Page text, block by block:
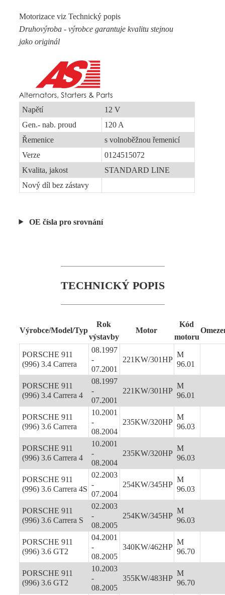
Motorizace viz Technický popis
Druhovýroba - výrobce garantuje kvalitu stejnou
jako originál
Napětí
12 V
Gen.- nab. proud
120 A
Řemenice
s volnoběžnou řemenicí
Verze
0124515072
Kvalita, jakost
STANDARD LINE
Nový díl bez zástavy
OE čísla pro srovnání
TECHNICKÝ POPIS
Výrobce/Model/Typ
Rok
výstavby
Motor
Kód
motoru
PORSCHE 911
(996) 3.4 Carrera
08.1997
-
07.2001
221KW/301HP
M
96.01
PORSCHE 911
(996) 3.4 Carrera 4
08.1997
-
07.2001
221KW/301HP
M
96.01
PORSCHE 911
(996) 3.6 Carrera
10.2001
-
08.2004
235KW/320HP
M
96.03
PORSCHE 911
(996) 3.6 Carrera 4
10.2001
-
08.2004
235KW/320HP
M
96.03
PORSCHE 911
(996) 3.6 Carrera 4S
02.2003
-
07.2004
254KW/345HP
M
96.03
PORSCHE 911
(996) 3.6 Carrera S
02.2003
-
08.2005
254KW/345HP
M
96.03
PORSCHE 911
(996) 3.6 GT2
04.2001
-
08.2005
340KW/462HP
M
96.70
PORSCHE 911
(996) 3.6 GT2
10.2003
-
08.2005
355KW/483HP
M
96.70